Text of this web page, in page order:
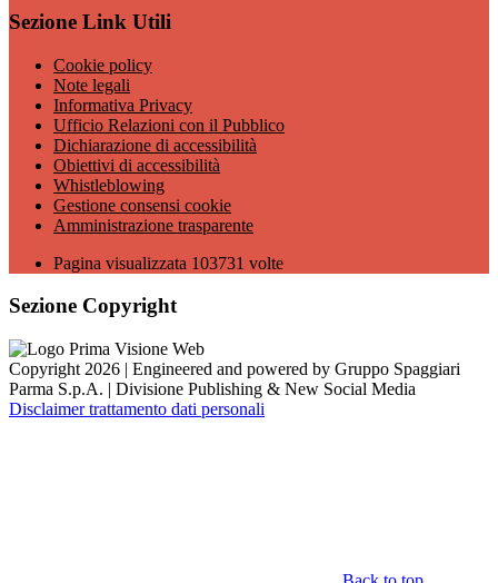
Sezione Link Utili
Cookie policy
Note legali
Informativa Privacy
Ufficio Relazioni con il Pubblico
Dichiarazione di accessibilità
Obiettivi di accessibilità
Whistleblowing
Gestione consensi cookie
Amministrazione trasparente
Pagina visualizzata 103731 volte
Sezione Copyright
Copyright 2026 | Engineered and powered by Gruppo Spaggiari
Parma S.p.A. | Divisione Publishing & New Social Media
Disclaimer trattamento dati personali